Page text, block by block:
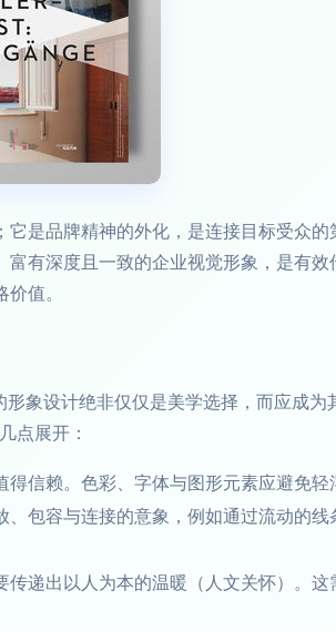
是品牌精神的外化，是连接目标受众
有深度且一致的企业视觉形象，是有
值。
象设计绝非仅仅是美学选择，而应成
点展开：
信赖。色彩、字体与图形元素应避免轻
包容与连接的意象，例如通过流动的
递出以人为本的温暖（人文关怀）。